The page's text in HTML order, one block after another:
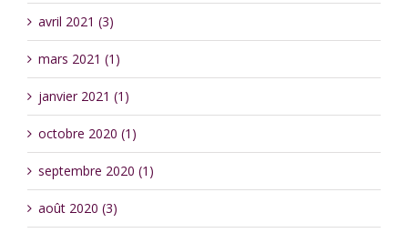
avril 2021 (3)
mars 2021 (1)
janvier 2021 (1)
octobre 2020 (1)
septembre 2020 (1)
août 2020 (3)